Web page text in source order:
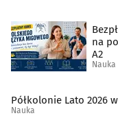
na
A2
Nauka
Półkolonie Lato 2026
Nauka